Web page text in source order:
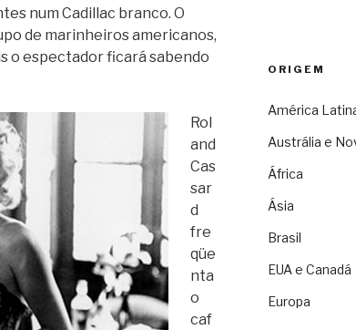
num Cadillac branco. O
de marinheiros americanos,
o espectador ficará sabendo
Rol
and
Cas
sar
d
fre
qüe
nta
o
caf
ORIGEM
América
Austrália e
África
Ásia
Brasil
EUA e Canadá
Europa